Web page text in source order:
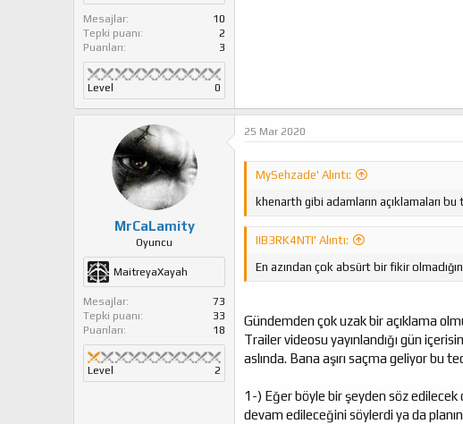
Mesajlar
10
Tepki puanı
2
Puanları
3
Level 0
MrCaLamity
Oyuncu
MaitreyaXayah
Mesajlar
73
Tepki puanı
33
Puanları
18
Level 2
25 Mar 2020
MySehzade' Alıntı:
khenarth gibi adamların açıklamaları
IIB3RK4NTI' Alıntı:
En azından çok absürt bir fikir
Gündemden çok uzak bir açıklama
Trailer videosu yayınlandığı gün
aslında. Bana aşırı saçma geliyor bu
1-) Eğer böyle bir şeyden söz
devam edileceğini söylerdi ya da